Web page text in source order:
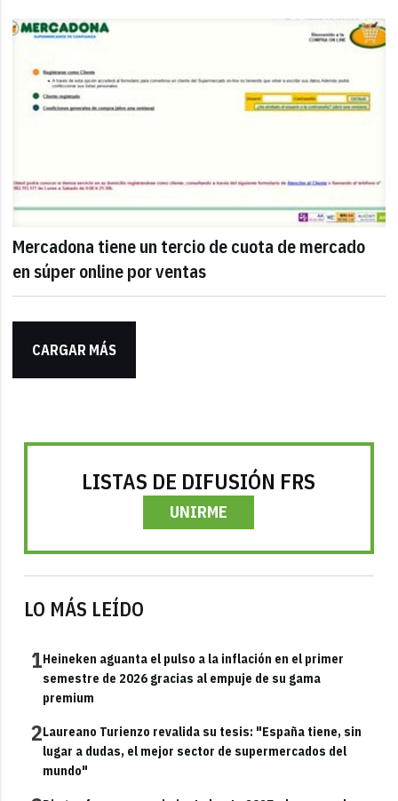
Mercadona tiene un tercio de cuota de mercado
en súper online por ventas
CARGAR MÁS
LISTAS DE DIFUSIÓN FRS
UNIRME
LO MÁS LEÍDO
1Heineken aguanta el pulso a la inflación en el primer
semestre de 2026 gracias al empuje de su gama
premium
2Laureano Turienzo revalida su tesis: "España tiene, sin
lugar a dudas, el mejor sector de supermercados del
mundo"